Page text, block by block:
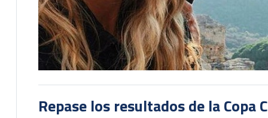
Repase los resultados de la Copa